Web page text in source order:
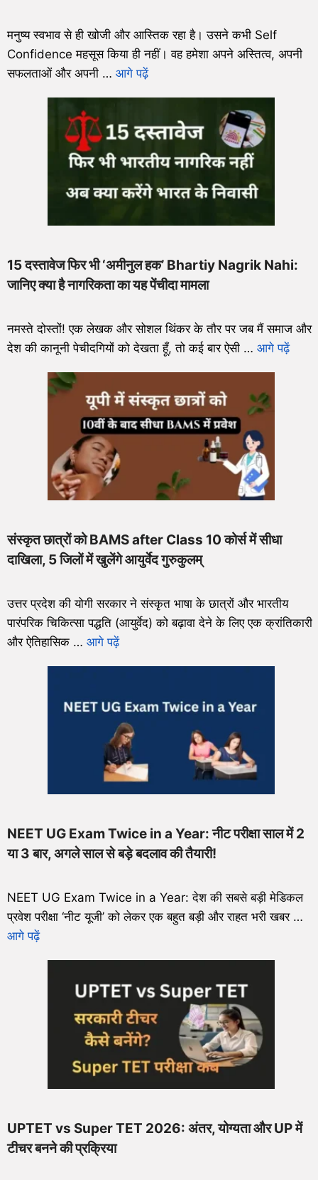
मनुष्य स्वभाव से ही खोजी और आस्तिक रहा है। उसने कभी Self
Confidence महसूस किया ही नहीं। वह हमेशा अपने अस्तित्व, अपनी
सफलताओं और अपनी … आगे पढ़ें
15 दस्तावेज फिर भी ‘अमीनुल हक’ Bhartiy Nagrik Nahi:
जानिए क्या है नागरिकता का यह पेंचीदा मामला
नमस्ते दोस्तों! एक लेखक और सोशल थिंकर के तौर पर जब मैं समाज और
देश की कानूनी पेचीदगियों को देखता हूँ, तो कई बार ऐसी … आगे पढ़ें
संस्कृत छात्रों को BAMS after Class 10 कोर्स में सीधा
दाखिला, 5 जिलों में खुलेंगे आयुर्वेद गुरुकुलम्
उत्तर प्रदेश की योगी सरकार ने संस्कृत भाषा के छात्रों और भारतीय
पारंपरिक चिकित्सा पद्धति (आयुर्वेद) को बढ़ावा देने के लिए एक क्रांतिकारी
और ऐतिहासिक … आगे पढ़ें
NEET UG Exam Twice in a Year: नीट परीक्षा साल में 2
या 3 बार, अगले साल से बड़े बदलाव की तैयारी!
NEET UG Exam Twice in a Year: देश की सबसे बड़ी मेडिकल
प्रवेश परीक्षा ‘नीट यूजी’ को लेकर एक बहुत बड़ी और राहत भरी खबर …
आगे पढ़ें
UPTET vs Super TET 2026: अंतर, योग्यता और UP में
टीचर बनने की प्रक्रिया